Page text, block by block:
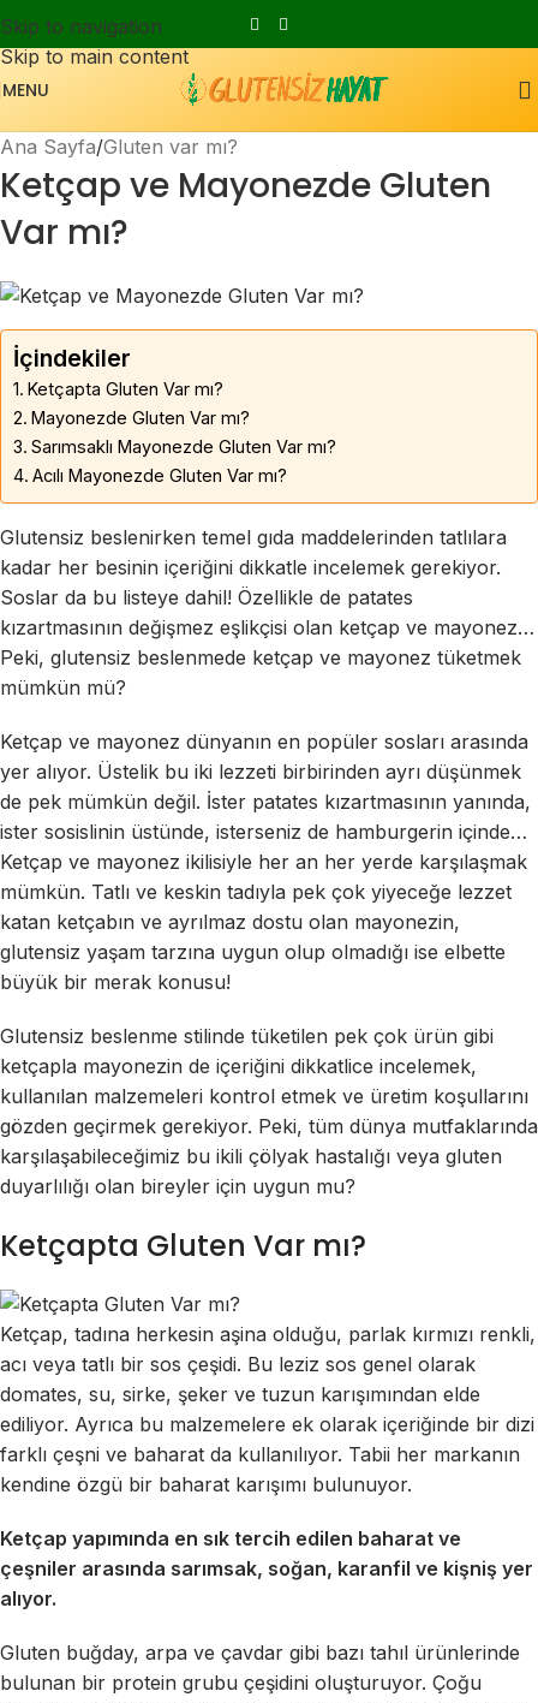
Skip to navigation
Skip to main content
MENU
Ana Sayfa Gluten var mı?
Ketçap ve Mayonezde Gluten
Var mı?
İçindekiler
Ketçapta Gluten Var mı?
Mayonezde Gluten Var mı?
Sarımsaklı Mayonezde Gluten Var mı?
Acılı Mayonezde Gluten Var mı?
Glutensiz beslenirken temel gıda maddelerinden tatlılara
kadar her besinin içeriğini dikkatle incelemek gerekiyor.
Soslar da bu listeye dahil! Özellikle de patates
kızartmasının değişmez eşlikçisi olan ketçap ve mayonez…
Peki, glutensiz beslenmede ketçap ve mayonez tüketmek
mümkün mü?
Ketçap ve mayonez dünyanın en popüler sosları arasında
yer alıyor. Üstelik bu iki lezzeti birbirinden ayrı düşünmek
de pek mümkün değil. İster patates kızartmasının yanında,
ister sosislinin üstünde, isterseniz de hamburgerin içinde…
Ketçap ve mayonez ikilisiyle her an her yerde karşılaşmak
mümkün. Tatlı ve keskin tadıyla pek çok yiyeceğe lezzet
katan ketçabın ve ayrılmaz dostu olan mayonezin,
glutensiz yaşam tarzına uygun olup olmadığı ise elbette
büyük bir merak konusu!
Glutensiz beslenme stilinde tüketilen pek çok ürün gibi
ketçapla mayonezin de içeriğini dikkatlice incelemek,
kullanılan malzemeleri kontrol etmek ve üretim koşullarını
gözden geçirmek gerekiyor. Peki, tüm dünya mutfaklarında
karşılaşabileceğimiz bu ikili çölyak hastalığı veya gluten
duyarlılığı olan bireyler için uygun mu?
Ketçapta Gluten Var mı?
Ketçap, tadına herkesin aşina olduğu, parlak kırmızı renkli,
acı veya tatlı bir sos çeşidi. Bu leziz sos genel olarak
domates, su, sirke, şeker ve tuzun karışımından elde
ediliyor. Ayrıca bu malzemelere ek olarak içeriğinde bir dizi
farklı çeşni ve baharat da kullanılıyor. Tabii her markanın
kendine özgü bir baharat karışımı bulunuyor.
Ketçap yapımında en sık tercih edilen baharat ve
çeşniler arasında sarımsak, soğan, karanfil ve kişniş yer
alıyor.
Gluten buğday, arpa ve çavdar gibi bazı tahıl ürünlerinde
bulunan bir protein grubu çeşidini oluşturuyor. Çoğu